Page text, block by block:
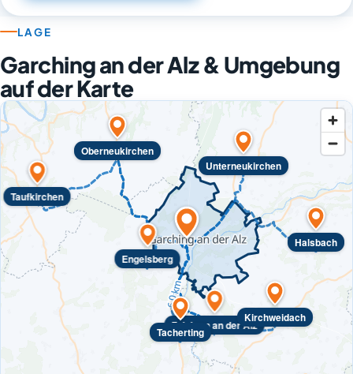
LAGE
Garching an der Alz & Umgebung
auf der Karte
Engelsberg
Feichten an der Alz
Unterneukirchen
Tacherting
Oberneukirchen
Kirchweidach
Halsbach
Taufkirchen